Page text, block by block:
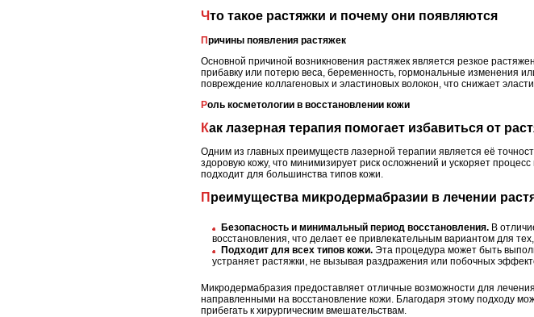
Что такое растяжки и почему они появляются
Причины появления растяжек
Основной причиной возникновения растяжек является резкое
прибавку или потерю веса, беременность, гормональные изменения
повреждение коллагеновых и эластиновых волокон, что снижает
Роль косметологии в восстановлении кожи
Как лазерная терапия помогает избавиться от
Одним из главных преимуществ лазерной терапии является её
здоровую кожу, что минимизирует риск осложнений и ускоряет
подходит для большинства типов кожи.
Преимущества микродермабразии в лечении
Безопасность и минимальный период восстановления. В
восстановления, что делает ее привлекательным вариантом для
Подходит для всех типов кожи. Эта процедура может быть
устраняет растяжки, не вызывая раздражения или побочных
Микродермабразия предоставляет отличные возможности для
направленными на восстановление кожи. Благодаря этому подходу
прибегать к хирургическим вмешательствам.